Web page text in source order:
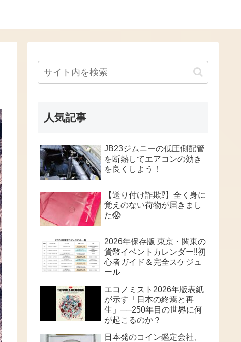
人気記事
JB23ジムニーの低圧側配管
を断熱してエアコンの効き
を良くしよう！
【送り付け詐欺⁉️】全く身に
覚えのない荷物が届きまし
た😱
2026年保存版 東京・関東の
貨幣イベントカレンダー‼️初
心者ガイド＆完全スケジュ
ール
エコノミスト2026年版表紙
が示す「日本の終焉と再
生」──250年目の世界に何
が起こるのか？
日本発のコイン鑑定会社、